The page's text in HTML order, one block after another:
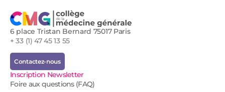
6 place Tristan Bernard 75017 Paris
+ 33 (1) 47 45 13 55
Contactez-nous
Inscription Newsletter
Foire aux questions (FAQ)